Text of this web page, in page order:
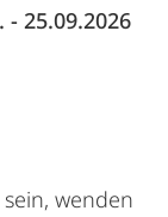
25.09.2026
wenden